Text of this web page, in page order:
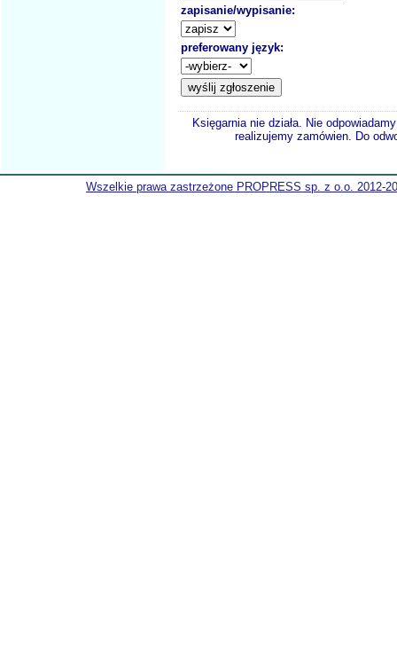
zapisanie/wypisanie:
preferowany język:
Księgarnia nie działa. Nie
realizujemy zamówien. Do
Wszelkie prawa zastrzeżone PROPRESS sp. z o.o. 2012-